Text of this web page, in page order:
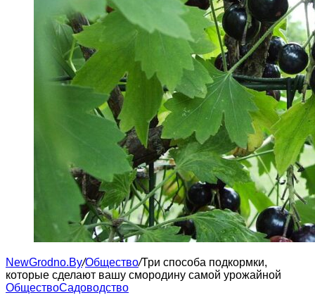
NewGrodno.By/Общество/Три способа подкормки,
которые сделают вашу смородину самой урожайной
ОбществоСадоводство